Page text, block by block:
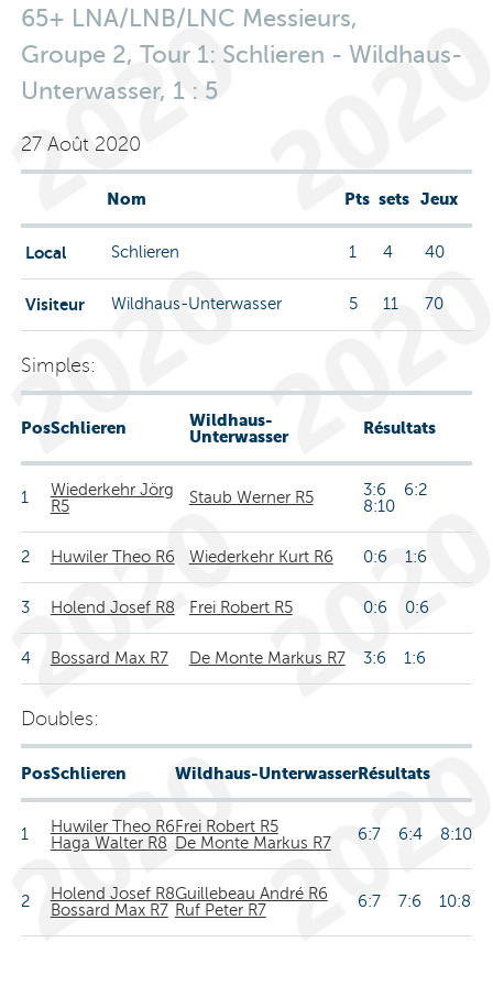
65+ LNA/LNB/LNC Messieurs,
Groupe 2, Tour 1: Schlieren - Wildhaus-
Unterwasser, 1 : 5
27 Août 2020
Nom Pts sets Jeux
Local Schlieren 1 4 40
Visiteur Wildhaus-Unterwasser 5 11 70
Simples:
PosSchlieren
Wildhaus-
Unterwasser
Résultats
1
Wiederkehr Jörg
R5
Staub Werner R5
3:6 6:2
8:10
2 Huwiler Theo R6 Wiederkehr Kurt R6 0:6 1:6
3 Holend Josef R8 Frei Robert R5 0:6 0:6
4 Bossard Max R7 De Monte Markus R7 3:6 1:6
Doubles:
PosSchlieren Wildhaus-UnterwasserRésultats
1
Huwiler Theo R6
Haga Walter R8
Frei Robert R5
De Monte Markus R7
6:7 6:4 8:10
2
Holend Josef R8
Bossard Max R7
Guillebeau André R6
Ruf Peter R7
6:7 7:6 10:8